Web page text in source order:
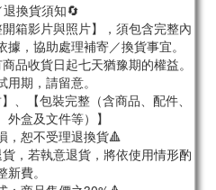
換貨須知🔄
箱影片與照片】，須包含完整內
，協助處理補寄／換貨事宜。
品收貨日起七天猶豫期的權益。
期，請留意。
、【包裝完整（含商品、配件、
外盒及文件等）】
，恕不受理退換貨🔺
，若執意退貨，將依使用情形酌
新費。